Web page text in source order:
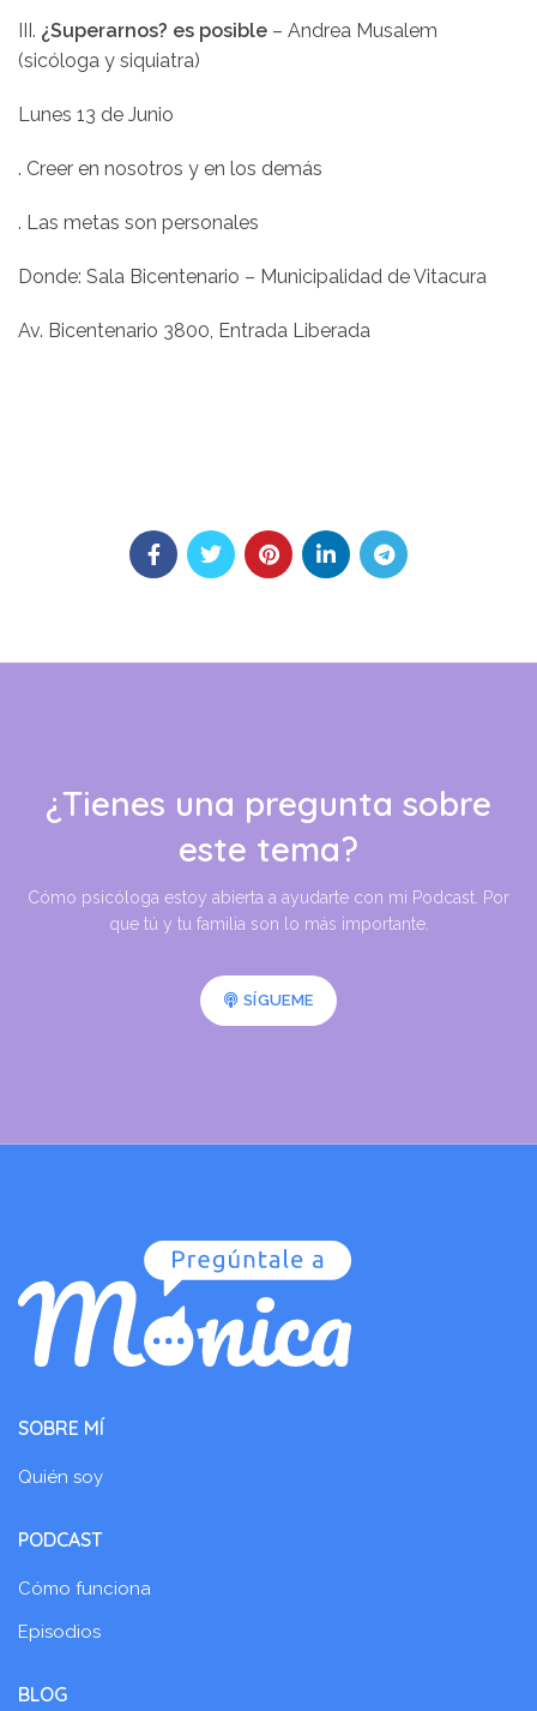
III. ¿Superarnos? es posible – Andrea Musalem
(sicóloga y siquiatra)
Lunes 13 de Junio
. Creer en nosotros y en los demás
. Las metas son personales
Donde: Sala Bicentenario – Municipalidad de Vitacura
Av. Bicentenario 3800, Entrada Liberada
¿Tienes una pregunta sobre
este tema?
Cómo psicóloga estoy abierta a ayudarte con mi Podcast. Por
que tú y tu familia son lo más importante.
SÍGUEME
SOBRE MÍ
Quién soy
PODCAST
Cómo funciona
Episodios
BLOG